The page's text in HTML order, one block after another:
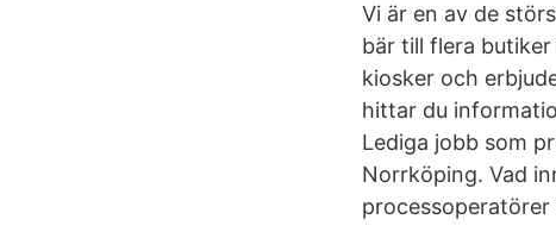
Vi är en av de
bär till flera
kiosker och
hittar du
Lediga jobb som
Norrköping. Vad